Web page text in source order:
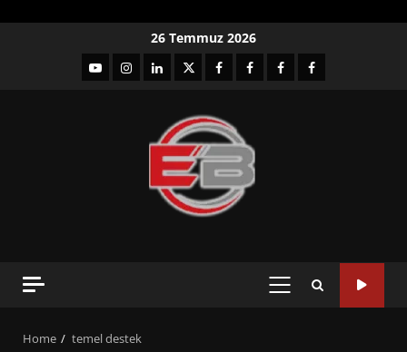
26 Temmuz 2026
YouTubeInstagram
LinkedIntwitterfacebook-Facebook-
Facebook-Facebook-
PRIMARY
Home temel destek